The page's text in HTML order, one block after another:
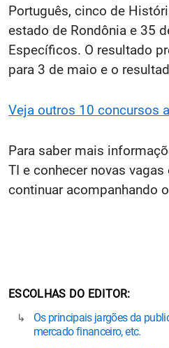
Português, cinco de
estado de Rondônia e 35
Específicos. O resultado
para 3 de maio e o
Veja outros 10 concursos
Para saber mais
TI e conhecer novas
continuar acompanhando
ESCOLHAS DO EDITOR
Os principais jargões da
mercado financeiro, etc.